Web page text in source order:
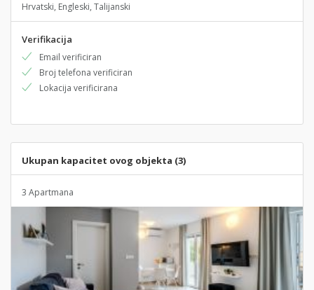
Hrvatski, Engleski, Talijanski
Verifikacija
Email verificiran
Broj telefona verificiran
Lokacija verificirana
Ukupan kapacitet ovog objekta (3)
3 Apartmana